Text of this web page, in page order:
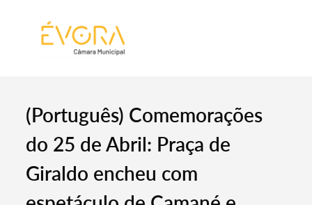
(Português) Comemorações
do 25 de Abril: Praça de
Giraldo encheu com